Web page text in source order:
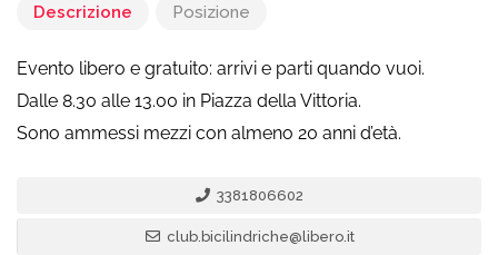
Descrizione Posizione
Evento libero e gratuito: arrivi e parti quando vuoi.
Dalle 8.30 alle 13.00 in Piazza della Vittoria.
Sono ammessi mezzi con almeno 20 anni d’età.
3381806602
club.bicilindriche@libero.it